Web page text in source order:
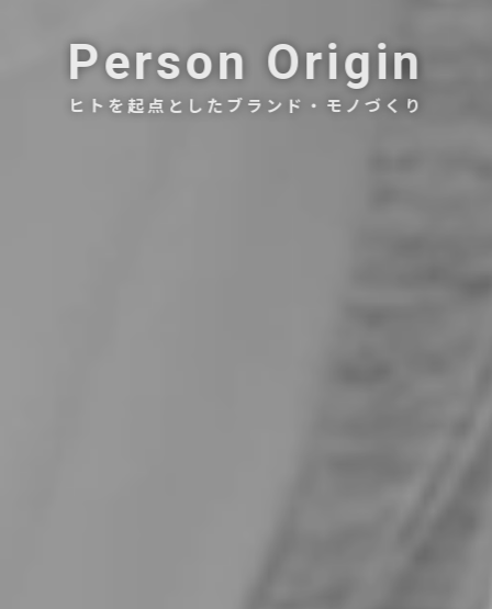
Person Origin
ヒトを起点としたブランド・モノづくり